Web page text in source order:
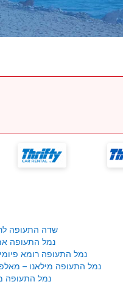
שדה התעופה
נמל התעופה
נמל התעופה רומא
נמל התעופה מילאנו –
נמל התעופה